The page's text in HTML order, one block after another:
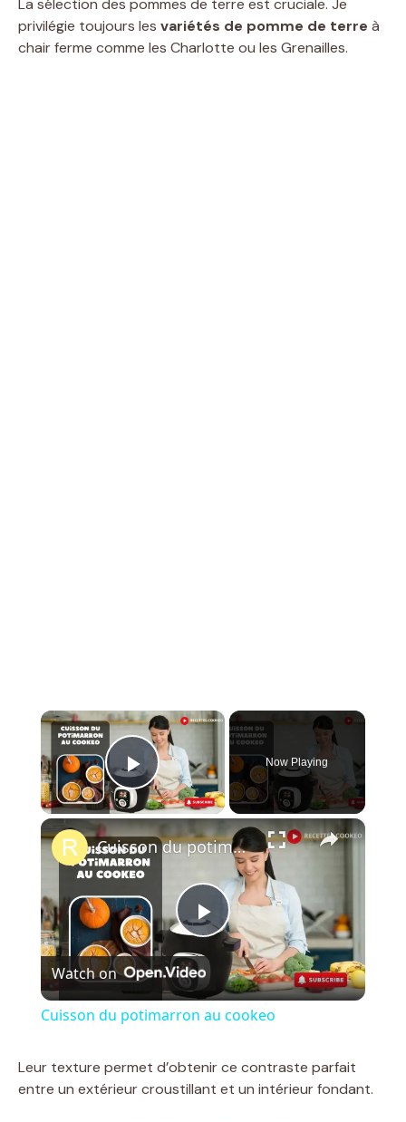
La sélection des pommes de terre est cruciale. Je
privilégie toujours les variétés de pomme de terre à
chair ferme comme les Charlotte ou les Grenailles.
×
Play Video
Now Playing
×
P
l
y
Cuisson du potimarron au cookeo
Watch on
Cuisson du potimarron au cookeo
Leur texture permet d’obtenir ce contraste parfait
entre un extérieur croustillant et un intérieur fondant.